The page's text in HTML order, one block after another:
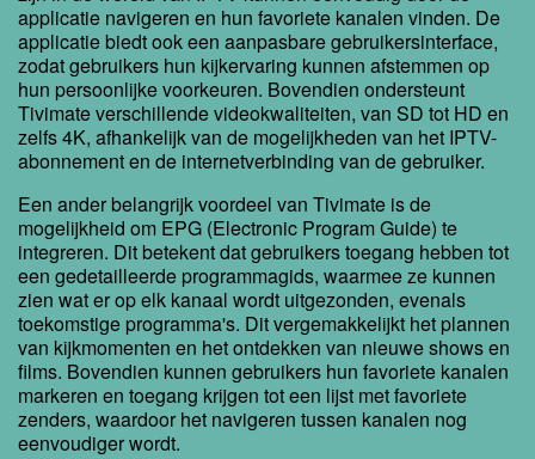
applicatie navigeren en hun favoriete kanalen vinden. De
applicatie biedt ook een aanpasbare gebruikersinterface,
zodat gebruikers hun kijkervaring kunnen afstemmen op
hun persoonlijke voorkeuren. Bovendien ondersteunt
Tivimate verschillende videokwaliteiten, van SD tot HD en
zelfs 4K, afhankelijk van de mogelijkheden van het IPTV-
abonnement en de internetverbinding van de gebruiker.
Een ander belangrijk voordeel van Tivimate is de
mogelijkheid om EPG (Electronic Program Guide) te
integreren. Dit betekent dat gebruikers toegang hebben tot
een gedetailleerde programmagids, waarmee ze kunnen
zien wat er op elk kanaal wordt uitgezonden, evenals
toekomstige programma's. Dit vergemakkelijkt het plannen
van kijkmomenten en het ontdekken van nieuwe shows en
films. Bovendien kunnen gebruikers hun favoriete kanalen
markeren en toegang krijgen tot een lijst met favoriete
zenders, waardoor het navigeren tussen kanalen nog
eenvoudiger wordt.